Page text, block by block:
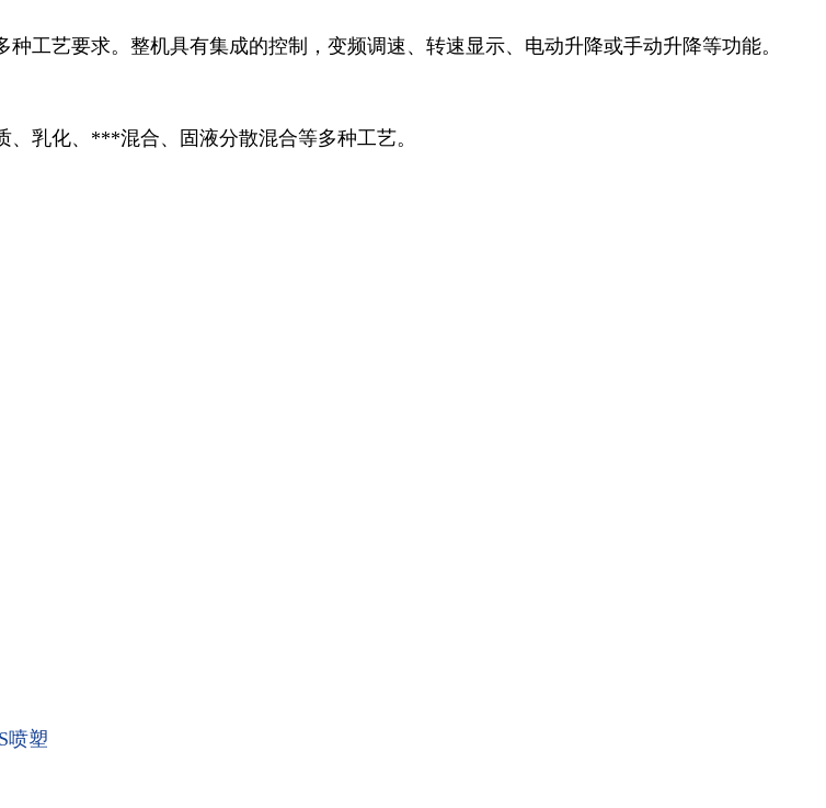
工艺要求。整机具有集成的控制，变频调速、转速显示、电动升降或手动升降等功能。
、乳化、***混合、固液分散混合等多种工艺。
喷塑